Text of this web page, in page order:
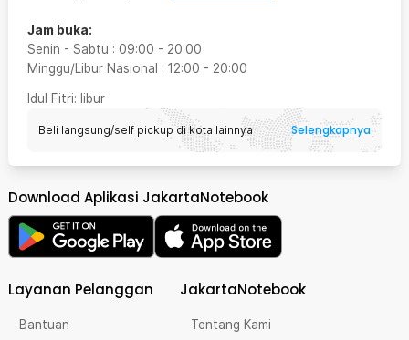
Jam buka:
Senin - Sabtu : 09:00 - 20:00
Minggu/Libur Nasional : 12:00 - 20:00
Idul Fitri: libur
Beli langsung/self pickup di kota lainnya Selengkapnya
Download Aplikasi JakartaNotebook
Layanan Pelanggan
Bantuan
JakartaNotebook
Tentang Kami